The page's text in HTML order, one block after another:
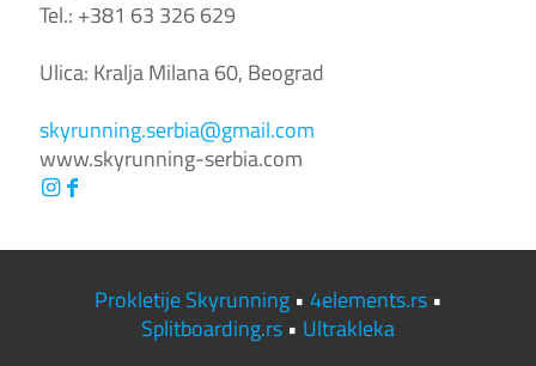
Tel.: +381 63 326 629
Ulica: Kralja Milana 60, Beograd
skyrunning.serbia@gmail.com
www.skyrunning-serbia.com
Prokletije Skyrunning• 4elements.rs•
Splitboarding.rs • Ultrakleka